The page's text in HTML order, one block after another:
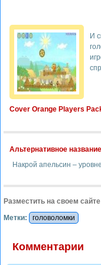
Cover Orange Players
И
Альтернативное
Накрой апельсин –
Разместить на своем
Метки:
головоломки
Комментарии